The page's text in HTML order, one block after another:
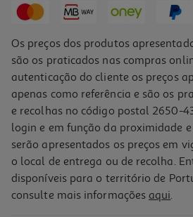
Os preços dos produtos
são os praticados nas compras
autenticação do cliente os preços
apenas como referência e são os
e recolhas no código postal 2650-
login e em função da proximidade
serão apresentados os preços em
o local de entrega ou de recolha.
disponíveis para o território de
consulte mais informações aqui.